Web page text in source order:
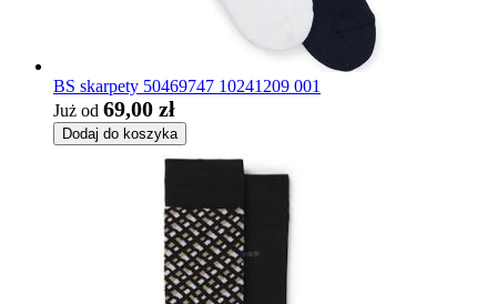
BS skarpety 50469747 10241209 001
Już od 69,00 zł
Dodaj do koszyka